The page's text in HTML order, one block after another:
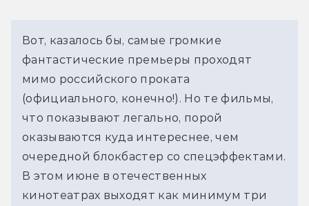
Вот, казалось бы, самые громкие
фантастические премьеры проходят
мимо российского проката
(официального, конечно!). Но те фильмы,
что показывают легально, порой
оказываются куда интереснее, чем
очередной блокбастер со спецэффектами.
В этом июне в отечественных
кинотеатрах выходят как минимум три